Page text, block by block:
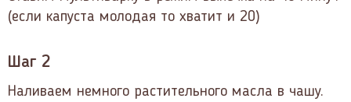
(если капуста молодая то хватит и 20)
Шаг 2
Наливаем немного растительного масла в чашу.